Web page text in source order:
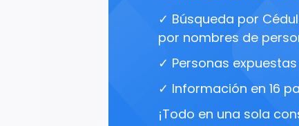
✓ Búsqueda por
por nombres de
✓ Personas
✓ Información en 16
¡Todo en una sola